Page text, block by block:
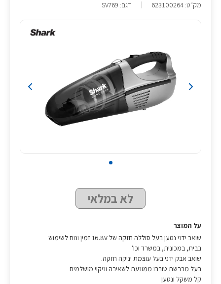
מק״ט:
623100264 דגם: SV769
לא במלאי
על המוצר
שואב ידני נטען בעל סוללה חזקה של 16.8V זמין ונוח לשימוש
בבית, במכונית, במשרד וכו'
שואב אבק ידני בעל עוצמת יניקה חזקה.
בעל מברשת טורבו ממונעת לשאיבה וניקוי מושלמים
קל משקל ונטען